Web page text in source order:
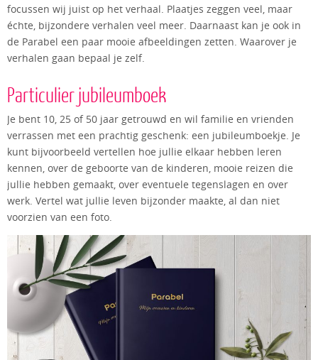
focussen wij juist op het verhaal. Plaatjes zeggen veel, maar
échte, bijzondere verhalen veel meer. Daarnaast kan je ook in
de Parabel een paar mooie afbeeldingen zetten. Waarover je
verhalen gaan bepaal je zelf.
Particulier jubileumboek
Je bent 10, 25 of 50 jaar getrouwd en wil familie en vrienden
verrassen met een prachtig geschenk: een jubileumboekje. Je
kunt bijvoorbeeld vertellen hoe jullie elkaar hebben leren
kennen, over de geboorte van de kinderen, mooie reizen die
jullie hebben gemaakt, over eventuele tegenslagen en over
werk. Vertel wat jullie leven bijzonder maakte, al dan niet
voorzien van een foto.